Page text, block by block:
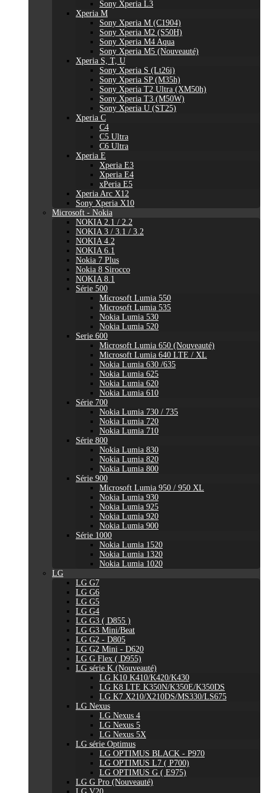
Sony Xperia L3
Xperia M
Sony Xperia M (C1904)
Sony Xperia M2 (S50H)
Sony Xperia M4 Aqua
Sony Xperia M5 (Nouveauté)
Xperia S, T, U
Sony Xperia S (Lt26i)
Sony Xperia SP (M35h)
Sony Xperia T2 Ultra (XM50h)
Sony Xperia T3 (M50W)
Sony Xperia U (ST25)
Xperia C
C4
C5 Ultra
C6 Ultra
Xperia E
Xperia E3
Xperia E4
xPeria E5
Xperia Arc X12
Sony Xperia X10
Microsoft - Nokia
NOKIA 2.1 / 2.2
NOKIA 3 / 3.1 / 3.2
NOKIA 4.2
NOKIA 6.1
Nokia 7 Plus
Nokia 8 Sirocco
NOKIA 8.1
Série 500
Microsoft Lumia 550
Microsoft Lumia 535
Nokia Lumia 530
Nokia Lumia 520
Serie 600
Microsoft Lumia 650 (Nouveauté)
Microsoft Lumia 640 LTE / XL
Nokia Lumia 630 /635
Nokia Lumia 625
Nokia Lumia 620
Nokia Lumia 610
Série 700
Nokia Lumia 730 / 735
Nokia Lumia 720
Nokia Lumia 710
Série 800
Nokia Lumia 830
Nokia Lumia 820
Nokia Lumia 800
Série 900
Microsoft Lumia 950 / 950 XL
Nokia Lumia 930
Nokia Lumia 925
Nokia Lumia 920
Nokia Lumia 900
Série 1000
Nokia Lumia 1520
Nokia Lumia 1320
Nokia Lumia 1020
LG
LG G7
LG G6
LG G5
LG G4
LG G3 ( D855 )
LG G3 Mini/Beat
LG G2 - D805
LG G2 Mini - D620
LG G Flex ( D955)
LG série K (Nouveauté)
LG K10 K410/K420/K430
LG K8 LTE K350N/K350E/K350DS
LG K7 X210/X210DS/MS330/LS675
LG Nexus
LG Nexus 4
LG Nexus 5
LG Nexus 5X
LG série Optimus
LG OPTIMUS BLACK - P970
LG OPTIMUS L7 ( P700)
LG OPTIMUS G ( E975)
LG G Pro (Nouveauté)